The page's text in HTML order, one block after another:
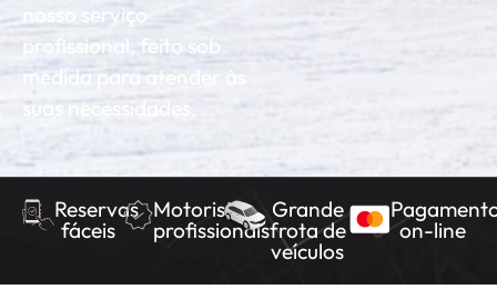
nosso serviço
profissional, feito sob
medida para atender às
suas necessidades.
Reservas
fáceis
Motoristas
profissionais
Grande
frota de
veículos
on-line